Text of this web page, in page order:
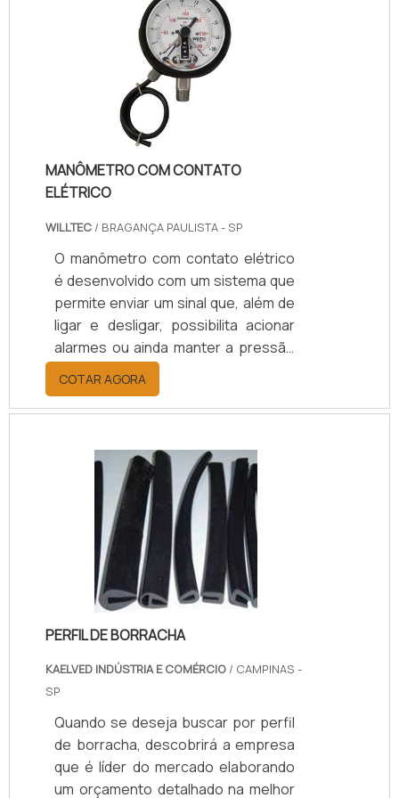
eficiente, seguro e resistente. No
mercado, há diversos tipos de
diafragmas a disposição da
aplicação mais pertinente ao
consumidor. A utilização pode.
MANÔMETRO COM CONTATO
ELÉTRICO
WILLTEC / BRAGANÇA PAULISTA - SP
O manômetro com contato elétrico
é desenvolvido com um sistema que
permite enviar um sinal que, além de
ligar e desligar, possibilita acionar
alarmes ou ainda manter a pressão
dentro de uma faixa específica para
cada situação. Para que a operação
obtenha êxito, o equipamento conta
em sua confecção, assim como
resistência considerável e, como
consequência, vida útil mais
prolongada.Vantagens de adquirir o
produto Fabricado com aço
inoxidável; Referência em firmez.
COTAR AGORA
PERFIL DE BORRACHA
KAELVED INDÚSTRIA E COMÉRCIO / CAMPINAS -
SP
Quando se deseja buscar por perfil
de borracha, descobrirá a empresa
que é líder do mercado elaborando
um orçamento detalhado na melhor